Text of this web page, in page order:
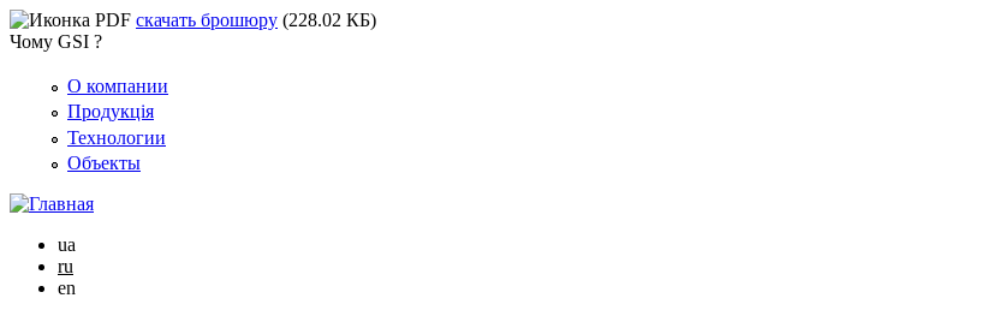
скачать брошюру (228.02 КБ)
Чому GSI ?
О компании
Продукція
Технологии
Объекты
ua
ru
en